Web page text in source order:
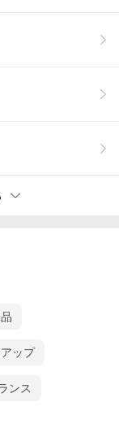
ップ
ンス